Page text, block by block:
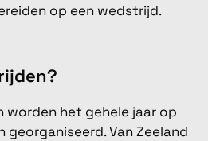
op een wedstrijd.
het gehele jaar op
georganiseerd. Van Zeeland